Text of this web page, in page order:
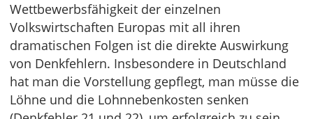
Wettbewerbsfähigkeit der einzelnen
Volkswirtschaften Europas mit all ihren
dramatischen Folgen ist die direkte Auswirkung
von Denkfehlern. Insbesondere in Deutschland
hat man die Vorstellung gepflegt, man müsse die
Löhne und die Lohnnebenkosten senken